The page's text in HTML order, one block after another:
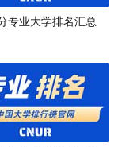
专业大学排名汇总